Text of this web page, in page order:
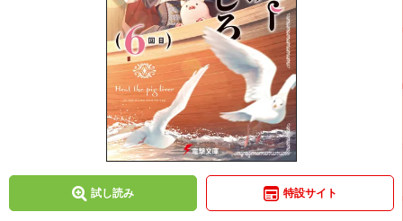
試し読み 特設サイト